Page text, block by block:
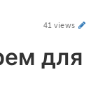
41 views
для